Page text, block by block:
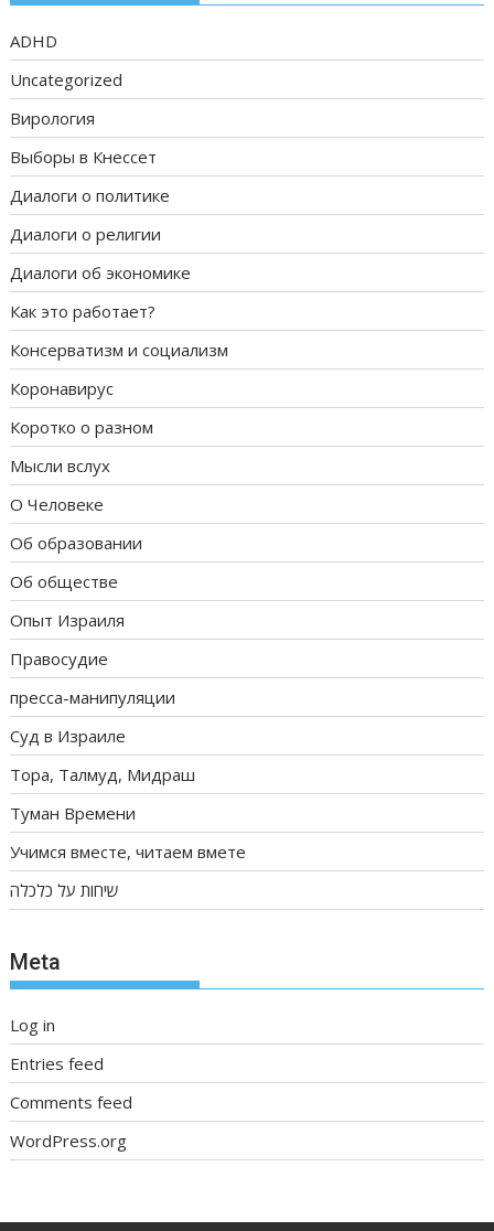
ADHD
Uncategorized
Вирология
Выборы в Кнессет
Диалоги о политике
Диалоги о религии
Диалоги об экономике
Как это работает?
Консерватизм и социализм
Коронавирус
Коротко о разном
Мысли вслух
О Человеке
Об образовании
Об обществе
Опыт Израиля
Правосудие
пресса-манипуляции
Суд в Израиле
Тора, Талмуд, Мидраш
Туман Времени
Учимся вместе, читаем вмете
שיחות על כלכלה
Meta
Log in
Entries feed
Comments feed
WordPress.org